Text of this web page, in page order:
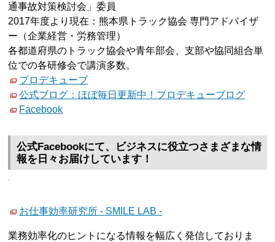
通事故対策検討会」委員
2017年度より現在：熊本県トラック協会 専門アドバイザ
ー（企業経営・労務管理）
各都道府県のトラック協会や青年部会、支部や協同組合単
位での各研修会で講演多数。
プロデキューブ
公式ブログ：ほぼ毎日更新中！プロデキューブログ
Facebook
公式Facebookにて、ビジネスに役立つさまざまな情
報を日々お届けしています！
お仕事効率研究所 - SMILE LAB -
業務効率化のヒントになる情報を幅広く発信しておりま